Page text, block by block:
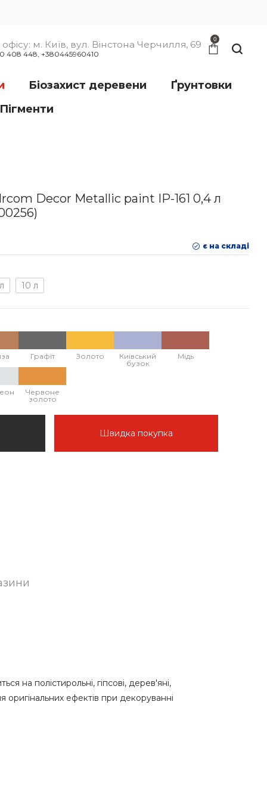
м. Київ, вул. Вінстона Черчилля, 69
408 448, +380445960410
0
Біозахист деревени
Ґрунтовки
Decor Metallic paint IР-161 0,4 л
є на складі
10 л
Графіт Золото
Київський
бузок
Мідь
Червоне
золото
Швидка покупка
на полістирольні, гіпсові, дерев'яні,
оригінальних ефектів при декоруванні